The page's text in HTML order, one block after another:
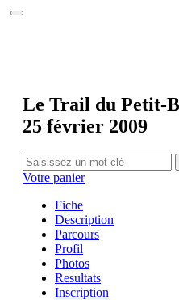
Réalisations
Partenaires
Annuaire
Le Trail du Petit-
25 février 2009
Votre panier
Fiche
Description
Parcours
Profil
Photos
Resultats
Inscription